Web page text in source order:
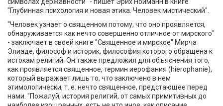
символах державности" - пишет Эрих Нойманн в книге
"Глубинная психология и новая этика. Человек мистический".
"Человек узнает о священном потому, что оно проявляется,
обнаруживается как нечто совершенно отличное от мирского"
- заключает в своей книге "Священное и мирское" Мирча
Элиаде, философ и историк, философия которого обращена к
истокам религий. Он также предложил для объяснения того,
как проявляется священное, термин иерофания (hierophanie),
который выражает лишь то, что заключено в нем
этимологически, т. е. нечто священное, предстающее перед
нами. "Пожалуй, история религий, от самых примитивных до